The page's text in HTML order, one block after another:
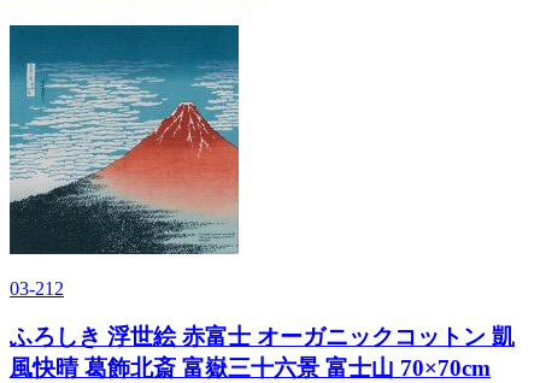
03-212
ふろしき 浮世絵 赤富士 オーガニックコットン 凱
風快晴 葛飾北斎 富嶽三十六景 富士山 70×70cm